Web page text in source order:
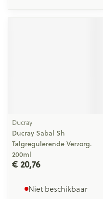
Ducray
Ducray Sabal Sh
Talgregulerende Verzorg.
200ml
€ 20,76
Niet beschikbaar